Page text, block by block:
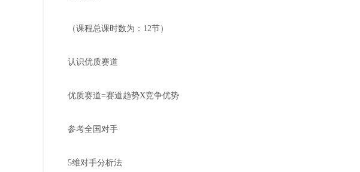
（课程总课时数为：12节）
认识优质赛道
优质赛道=赛道趋势X竞争优势
参考全国对手
5维对手分析法